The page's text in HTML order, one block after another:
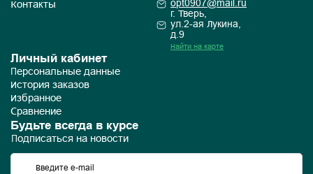
Контакты
opt0907@mail.ru
г. Тверь,
ул.2-ая Лукина,
д.9
Найти на карте
Личный кабинет
Персональные данные
История заказов
Избранное
Сравнение
Будьте всегда в курсе
Подписаться на новости